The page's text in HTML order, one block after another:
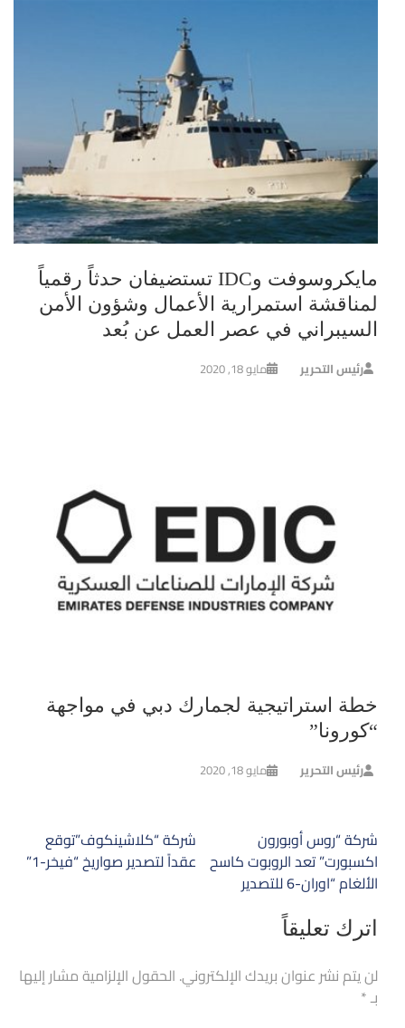
مايكروسوفت وIDC تستضيفان حدثاً رقمياً
لمناقشة استمرارية الأعمال وشؤون الأمن
السيبراني في عصر العمل عن بُعد
رئيس التحرير مايو 18, 2020
خطة استراتيجية لجمارك دبي في مواجهة
“كورونا”
رئيس التحرير مايو 18, 2020
تصفّح
المقالات
شركة “كلاشينكوف”توقع
عقداً لتصدير صواريخ “فيخر-1”
شركة “روس أوبورون
اكسبورت” تعد الروبوت كاسح
الألغام “اوران-6 للتصدير
اترك تعليقاً
لن يتم نشر عنوان بريدك الإلكتروني. الحقول الإلزامية مشار إليها
بـ*